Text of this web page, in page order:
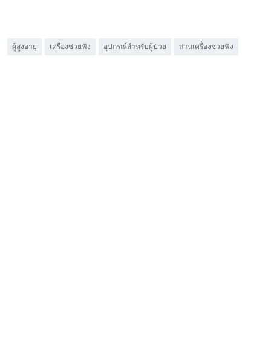
ผู้สูงอายุ เครื่องช่วยฟัง อุปกรณ์สำหรับผู้ป่วย ถ่านเครื่องช่วยฟัง